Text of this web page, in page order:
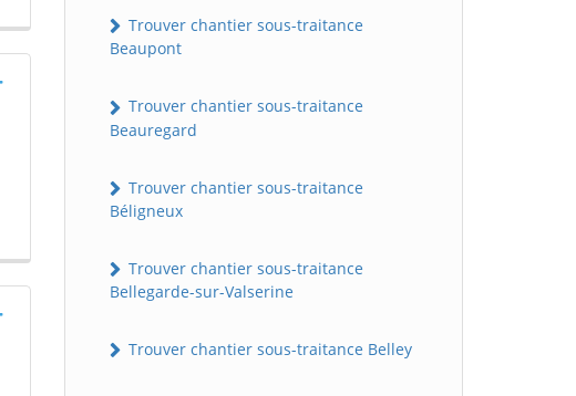
Trouver chantier sous-traitance
Beaupont
Trouver chantier sous-traitance
Beauregard
Trouver chantier sous-traitance
Béligneux
Trouver chantier sous-traitance
Bellegarde-sur-Valserine
Trouver chantier sous-traitance Belley